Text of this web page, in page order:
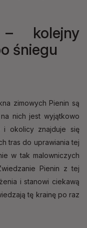
kolejny
śniegu
zimowych Pienin są
nich jest wyjątkowo
i okolicy znajduje się
tras do uprawiania tej
w tak malowniczych
Pienin z tej
i stanowi ciekawą
tę krainę po raz